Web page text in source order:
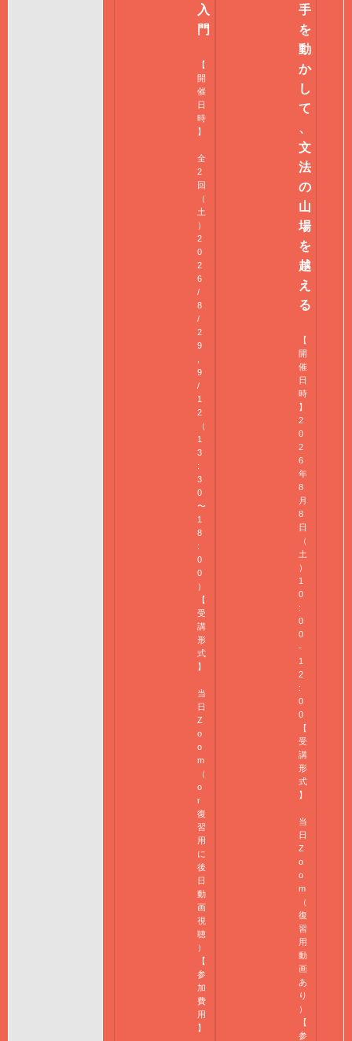
入
門
【
開
催
日
時
】
全
2
回
（
土
）
2
0
2
6
/
8
/
2
9
9
/
1
2
（
1
3
:
3
0
〜
1
8
:
0
0
）
【
受
講
形
式
】
当
日
Z
o
o
m
（
o
r
復
習
用
に
後
日
動
画
視
聴
）
【
参
加
費
用
】
手
を
動
か
し
て
、
文
法
の
山
場
を
越
え
る
【
開
催
日
時
】
2
0
2
6
年
8
月
8
日
（
土
）
1
0
:
0
0
-
1
2
:
0
0
【
受
講
形
式
】
当
日
Z
o
o
m
（
復
習
用
動
画
あ
り
）
【
参